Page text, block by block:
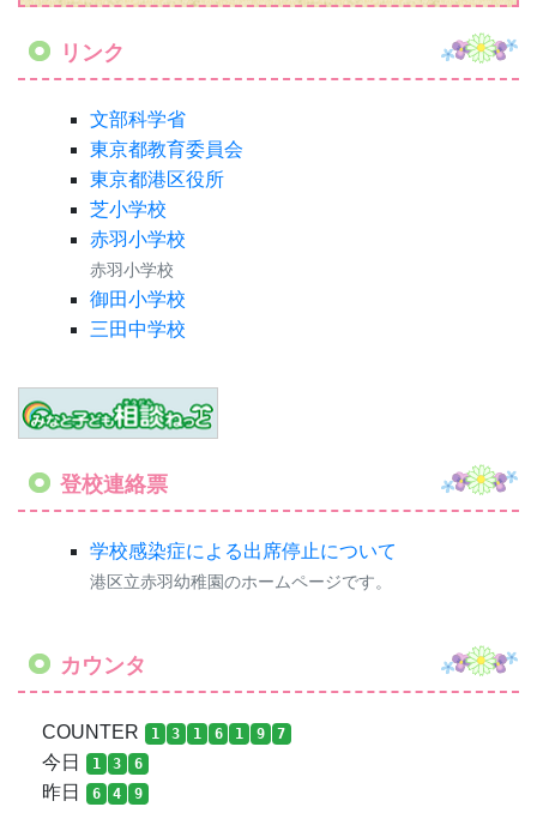
リンク
文部科学省
東京都教育委員会
東京都港区役所
芝小学校
赤羽小学校
赤羽小学校
御田小学校
三田中学校
登校連絡票
学校感染症による出席停止について
港区立赤羽幼稚園のホームページです。
カウンタ
COUNTER 1 3 1 6 1 9 7
今日 1 3 6
昨日 6 4 9